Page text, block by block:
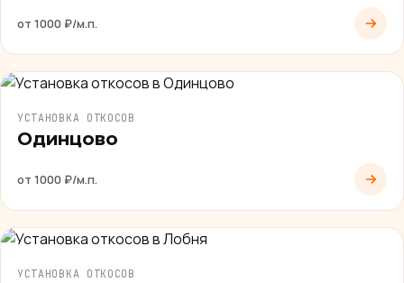
от 1000 ₽/м.п.
УСТАНОВКА ОТКОСОВ
Одинцово
от 1000 ₽/м.п.
УСТАНОВКА ОТКОСОВ